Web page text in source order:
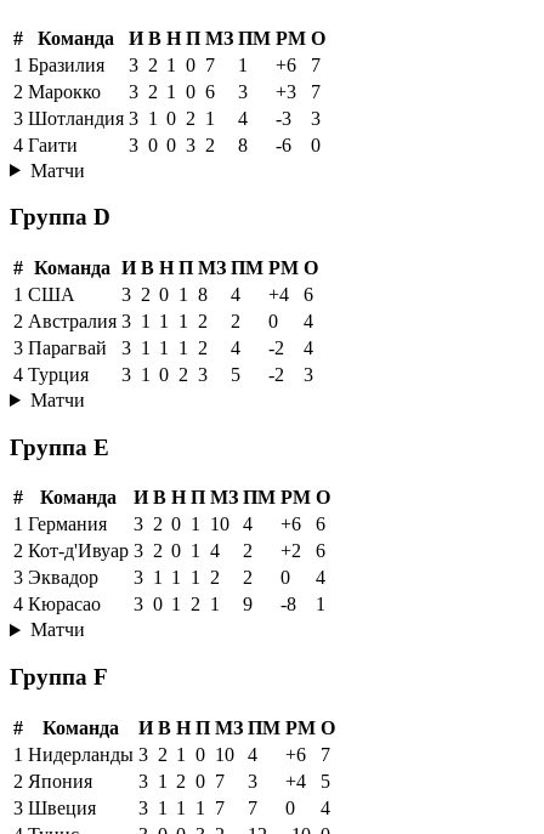
# Команда И В Н П МЗ ПМ РМ О
1 Бразилия 3 2 1 0 7 1 +6
7
2 Марокко 3 2 1 0 6 3 +3
7
3 Шотландия 3 1 0 2 1 4 -3
3
4 Гаити 3 0 0 3 2 8 -6
0
Матчи
Группа D
# Команда И В Н П МЗ ПМ РМ О
1 США 3 2 0 1 8 4 +4
6
2 Австралия 3 1 1 1 2 2 0
4
3 Парагвай 3 1 1 1 2 4 -2
4
4 Турция 3 1 0 2 3 5 -2
3
Матчи
Группа E
# Команда И В Н П МЗ ПМ РМ О
1 Германия 3 2 0 1 10 4 +6
6
2 Кот-д'Ивуар 3 2 0 1 4 2 +2
6
3 Эквадор 3 1 1 1 2 2 0
4
4 Кюрасао 3 0 1 2 1 9 -8
1
Матчи
Группа F
# Команда И В Н П МЗ ПМ РМ О
1 Нидерланды 3 2 1 0 10 4 +6
7
2 Япония 3 1 2 0 7 3 +4
5
3 Швеция 3 1 1 1 7 7 0
4